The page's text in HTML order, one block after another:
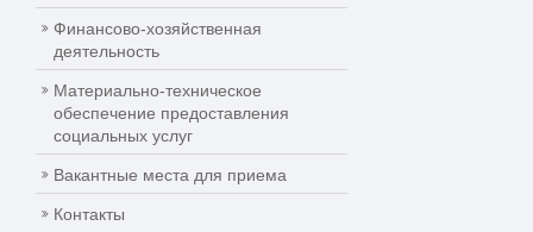
Финансово-хозяйственная
деятельность
Материально-техническое
обеспечение предоставления
социальных услуг
Вакантные места для приема
Контакты